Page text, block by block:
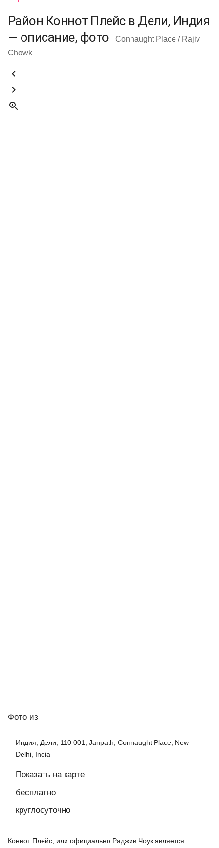
Район Коннот Плейс в Дели, Индия
— описание, фото
Connaught Place / Rajiv
Chowk



Фото из
Индия, Дели, 110 001, Janpath, Connaught Place, New
Delhi, India
Показать на карте
бесплатно
круглосуточно
Коннот Плейс, или официально Раджив Чоук является